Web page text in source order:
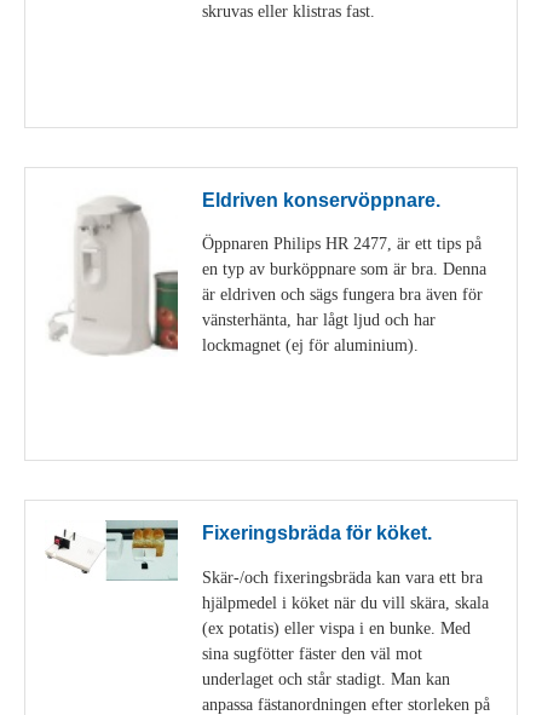
skruvas eller klistras fast.
Eldriven konservöppnare.
Öppnaren Philips HR 2477, är ett tips på
en typ av burköppnare som är bra. Denna
är eldriven och sägs fungera bra även för
vänsterhänta, har lågt ljud och har
lockmagnet (ej för aluminium).
Fixeringsbräda för köket.
Skär-/och fixeringsbräda kan vara ett bra
hjälpmedel i köket när du vill skära, skala
(ex potatis) eller vispa i en bunke. Med
sina sugfötter fäster den väl mot
underlaget och står stadigt. Man kan
anpassa fästanordningen efter storleken på